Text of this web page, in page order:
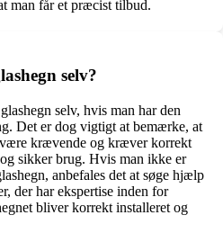
man får et præcist tilbud.
selv?
selv, hvis man har den
Det er dog vigtigt at bemærke, at
krævende og kræver korrekt
sikker brug. Hvis man ikke er
anbefales det at søge hjælp
der har ekspertise inden for
bliver korrekt installeret og